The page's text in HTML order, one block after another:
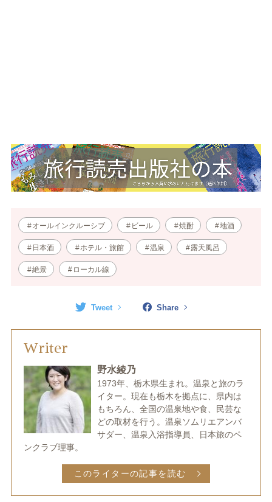
オールインクルーシブ ビール 焼酎 地酒
日本酒 ホテル・旅館 温泉 露天風呂
絶景 ローカル線
Tweet Share
Writer
野水綾乃
1973年、栃木県生まれ。温泉と旅のラ
イター。現在も栃木を拠点に、県内は
もちろん、全国の温泉地や食、民芸な
どの取材を行う。温泉ソムリエアンバ
サダー、温泉入浴指導員、日本旅のペ
ンクラブ理事。
このライターの記事を読む